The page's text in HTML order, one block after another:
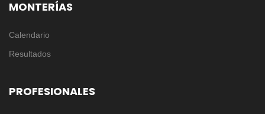
MONTERÍAS
Calendario
Resultados
PROFESIONALES